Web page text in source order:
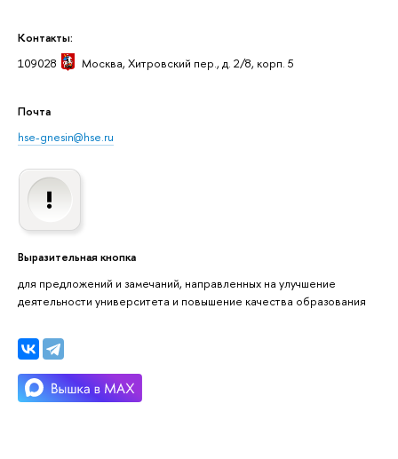
Контакты:
109028
Москва, Хитровский пер., д. 2/8, корп. 5
Почта
hse-gnesin@hse.ru
Выразительная кнопка
для предложений и замечаний, направленных на улучшение
деятельности университета и повышение качества образования